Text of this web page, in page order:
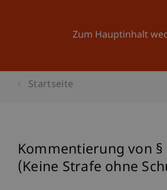
Zum Hauptinhalt
Startseite
Kommentierung von §
(Keine Strafe ohne